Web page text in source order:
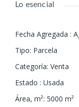
Lo esencial
Fecha Agregada :
Tipo: Parcela
Categoría: Venta
Estado : Usada
Área, m²: 5000 m²